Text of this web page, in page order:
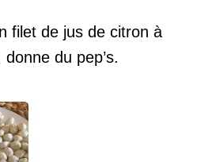
filet de jus de citron à
du pep’s.